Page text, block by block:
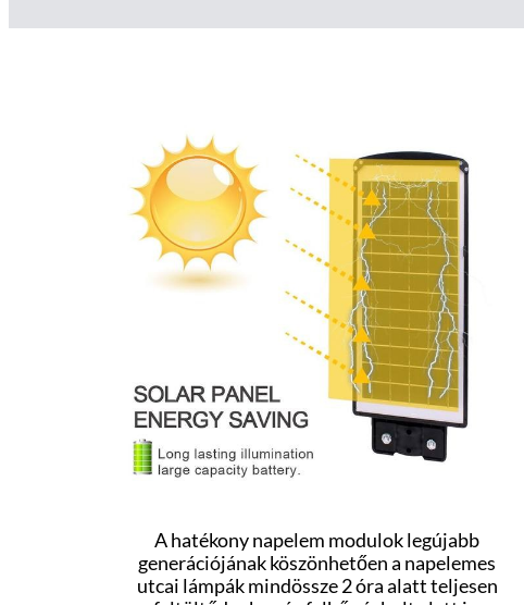
A hatékony napelem modulok legújabb
generációjának köszönhetően a napelemes
utcai lámpák mindössze 2 óra alatt teljesen